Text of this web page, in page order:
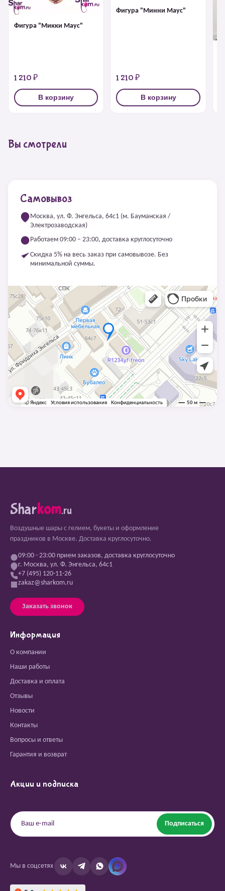
Фигура "Микки Маус"
1 210 ₽
В корзину
Фигура "Минни Маус"
1 210 ₽
В корзину
Вы смотрели
Самовывоз
Москва, ул. Ф. Энгельса, 64с1 (м. Бауманская /
Электрозаводская)
Работаем 09:00 – 23:00, доставка круглосуточно
Скидка 5% на весь заказ при самовывозе. Без
минимальной суммы.
Sharkom.ru
Воздушные шары с гелием, букеты и оформление
праздников в Москве. Доставка круглосуточно.
09:00 - 23:00 прием заказов, доставка круглосуточно
г. Москва, ул. Ф. Энгельса, 64с1
+7 (495) 120-11-26
zakaz@sharkom.ru
Заказать звонок
Информация
О компании
Наши работы
Доставка и оплата
Отзывы
Новости
Контакты
Вопросы и ответы
Гарантия и возврат
Акции и подписка
Подписаться
Мы в соцсетях